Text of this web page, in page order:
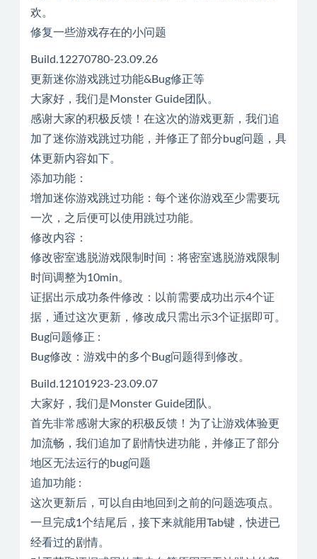
欢。
修复一些游戏存在的小问题
Build.12270780-23.09.26
更新迷你游戏跳过功能&Bug修正等
大家好，我们是Monster Guide团队。
感谢大家的积极反馈！在这次的游戏更新，我们追
加了迷你游戏跳过功能，并修正了部分bug问题，具
体更新内容如下。
添加功能：
增加迷你游戏跳过功能：每个迷你游戏至少需要玩
一次，之后便可以使用跳过功能。
修改内容：
修改密室逃脱游戏限制时间：将密室逃脱游戏限制
时间调整为10min。
证据出示成功条件修改：以前需要成功出示4个证
据，通过这次更新，修改成只需出示3个证据即可。
Bug问题修正 :
Bug修改：游戏中的多个Bug问题得到修改。
Build.12101923-23.09.07
大家好，我们是Monster Guide团队。
首先非常感谢大家的积极反馈！为了让游戏体验更
加流畅，我们追加了剧情快进功能，并修正了部分
地区无法运行的bug问题
追加功能 :
这次更新后，可以自由地回到之前的问题选项点。
一旦完成1个结尾后，接下来就能用Tab键，快进已
经看过的剧情。